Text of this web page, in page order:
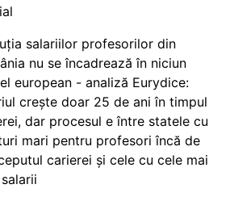
salariilor profesorilor din
nu se încadrează în niciun
european - analiză Eurydice:
crește doar 25 de ani în timpul
dar procesul e între statele cu
mari pentru profesori încă de
carierei și cele cu cele mai